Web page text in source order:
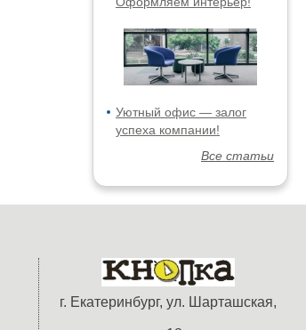
Уютный офис — залог
успеха компании!
Все статьи
г. Екатеринбург, ул. Шарташская,